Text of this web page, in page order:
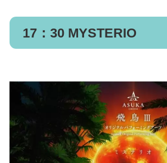
17：30 MYSTERIO